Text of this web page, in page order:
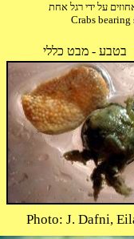
על ידי רגל אחת
Crabs
בטבע - מבט כללי
Photo: J. Dafni,